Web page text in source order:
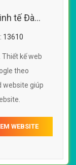
tế Đà
13610
kế web
theo
website giúp
WEBSITE